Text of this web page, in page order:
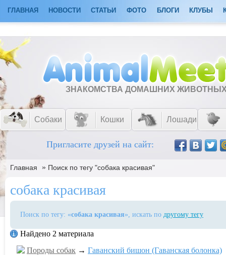
ГЛАВНАЯ НОВОСТИ СТАТЬИ ФОТО БЛОГИ КЛУБЫ
ЗНАКОМСТВА ДОМАШНИХ
Собаки Кошки Лошади
Пригласите друзей на сайт:
Главная » Поиск по тегу "собака красивая"
собака красивая
Поиск по тегу: «собака красивая», искать по другому тегу
Найдено 2 материала
Породы собак → Гаванский бишон (Гаванская болонка)